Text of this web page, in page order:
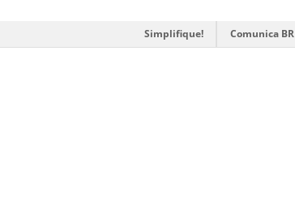
Simplifique! Comunica BR